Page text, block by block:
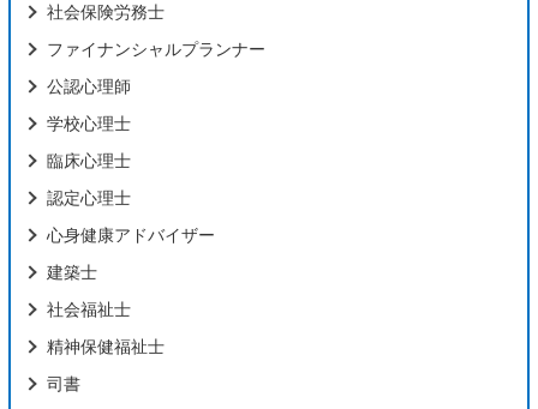
社会保険労務士
ファイナンシャルプランナー
公認心理師
学校心理士
臨床心理士
認定心理士
心身健康アドバイザー
建築士
社会福祉士
精神保健福祉士
司書